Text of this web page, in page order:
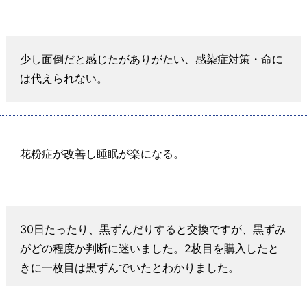
少し面倒だと感じたがありがたい、感染症対策・命に
は代えられない。
花粉症が改善し睡眠が楽になる。
30日たったり、黒ずんだりすると交換ですが、黒ずみ
がどの程度か判断に迷いました。2枚目を購入したと
きに一枚目は黒ずんでいたとわかりました。